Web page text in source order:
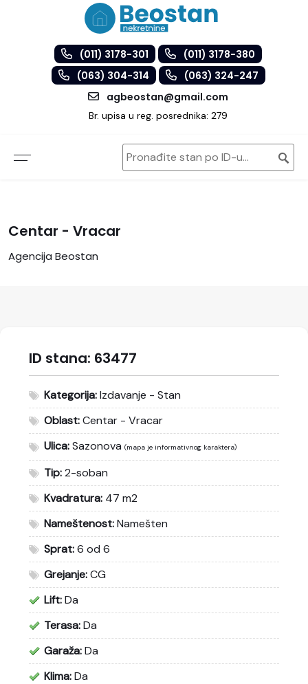
(011) 3178-301
(011) 3178-380
(063) 304-314
(063) 324-247
agbeostan@gmail.com
Br. upisa u reg. posrednika: 279
Centar - Vracar
Agencija Beostan
ID stana: 63477
Kategorija:Izdavanje - Stan
Oblast:Centar - Vracar
Ulica:Sazonova (mapa je informativnog karaktera)
Tip:2-soban
Kvadratura: 47 m2
Nameštenost:Namešten
Sprat:6 od 6
Grejanje:CG
Lift:Da
Terasa:Da
Garaža:Da
Klima:Da